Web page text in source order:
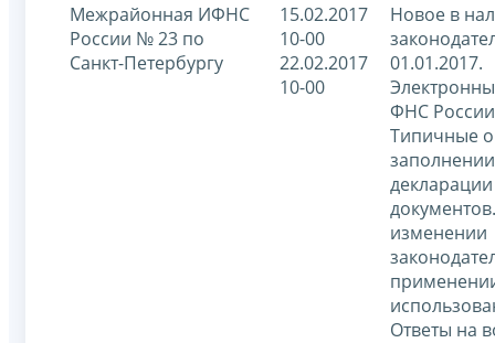
Межрайонная ИФНС
России № 23 по
Санкт-Петербургу
15.02.2017
10-00
22.02.2017
10-00
Новое в
01.01.2017.
ФНС
Типичные
изменении
Ответы на